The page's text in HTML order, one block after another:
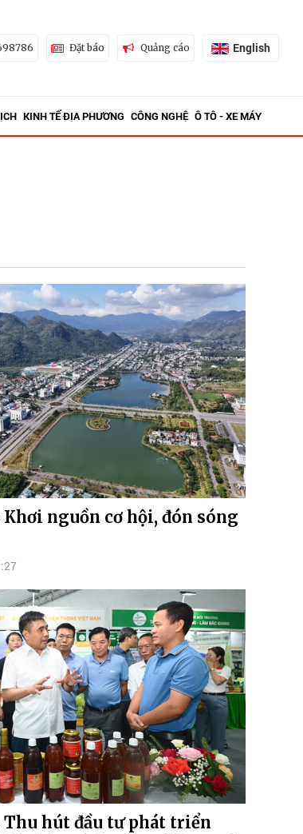
Đặt báo Quảng cáo English
KINH TẾ ĐỊA PHƯƠNG CÔNG NGHỆ Ô TÔ - XE MÁY
Khơi nguồn cơ hội, đón sóng
Thu hút đầu tư phát triển